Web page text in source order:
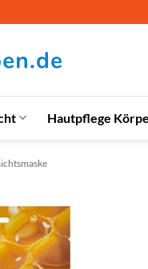
Hautpflege